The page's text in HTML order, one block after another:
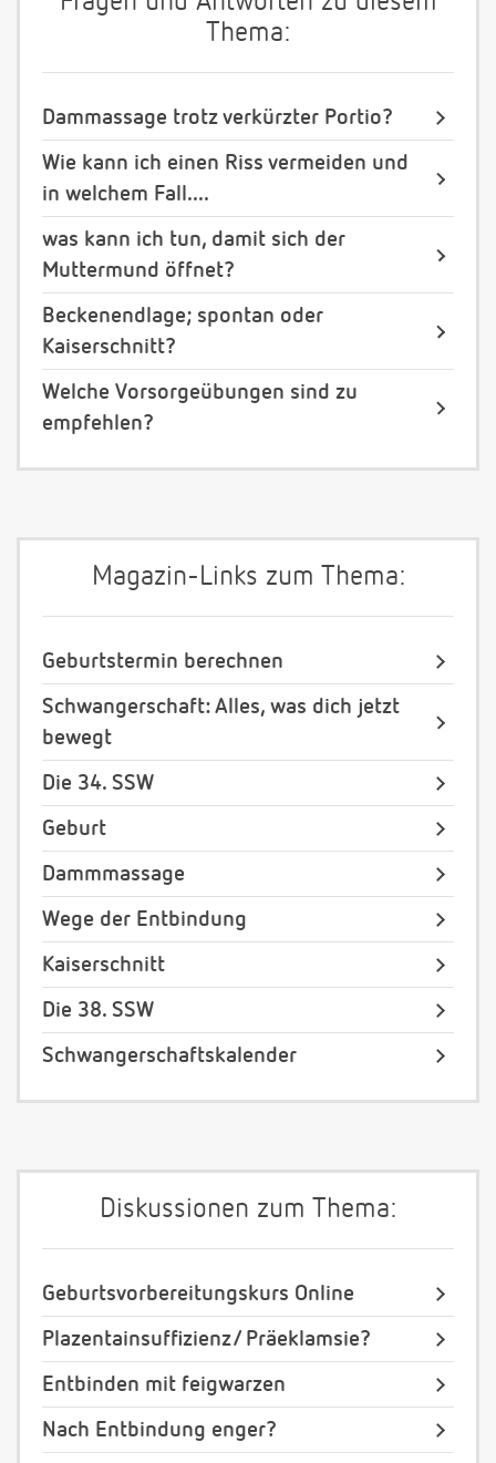
Thema:
Dammassage trotz verkürzter Portio?
Wie kann ich einen Riss vermeiden und
in welchem Fall....
was kann ich tun, damit sich der
Muttermund öffnet?
Beckenendlage; spontan oder
Kaiserschnitt?
Welche Vorsorgeübungen sind zu
empfehlen?
Magazin-Links zum Thema:
Geburtstermin berechnen
Schwangerschaft: Alles, was dich jetzt
bewegt
Die 34. SSW
Geburt
Dammmassage
Wege der Entbindung
Kaiserschnitt
Die 38. SSW
Schwangerschaftskalender
Diskussionen zum Thema:
Geburtsvorbereitungskurs Online
Plazentainsuffizienz/ Präeklamsie?
Entbinden mit feigwarzen
Nach Entbindung enger?